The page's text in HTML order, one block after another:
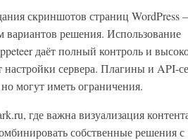
скриншотов страниц WordPress
вариантов решения. Использование
даёт полный контроль и
настройки сервера. Плагины и API-
могут иметь ограничения.
где важна визуализация
собственные решения с